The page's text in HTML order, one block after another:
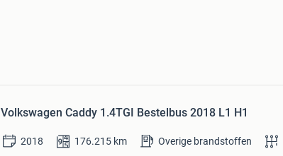
Volkswagen Caddy 1.4TGI Bestelbus 2018 L1 H1
2018 176.215 km Overige brandstoffen